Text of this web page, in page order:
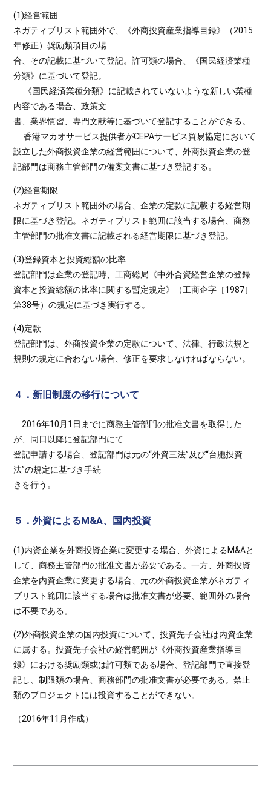
(1)経営範囲
ネガティブリスト範囲外で、《外商投資産業指導目録》（2015
年修正）奨励類項目の場
合、その記載に基づいて登記。許可類の場合、《国民経済業種
分類》に基づいて登記。
《国民経済業種分類》に記載されていないような新しい業種
内容である場合、政策文
書、業界慣習、専門文献等に基づいて登記することができる。
香港マカオサービス提供者がCEPAサービス貿易協定において
設立した外商投資企業の経営範囲について、外商投資企業の登
記部門は商務主管部門の備案文書に基づき登記する。
(2)経営期限
ネガティブリスト範囲外の場合、企業の定款に記載する経営期
限に基づき登記。ネガティブリスト範囲に該当する場合、商務
主管部門の批准文書に記載される経営期限に基づき登記。
(3)登録資本と投資総額の比率
登記部門は企業の登記時、工商総局《中外合資経営企業の登録
資本と投資総額の比率に関する暫定規定》（工商企字［1987］
第38号）の規定に基づき実行する。
(4)定款
登記部門は、外商投資企業の定款について、法律、行政法規と
規則の規定に合わない場合、修正を要求しなければならない。
４．新旧制度の移行について
2016年10月1日までに商務主管部門の批准文書を取得した
が、同日以降に登記部門にて
登記申請する場合、登記部門は元の“外資三法”及び“台胞投資
法”の規定に基づき手続
きを行う。
５．外資によるM&A、国内投資
(1)内資企業を外商投資企業に変更する場合、外資によるM&Aと
して、商務主管部門の批准文書が必要である。一方、外商投資
企業を内資企業に変更する場合、元の外商投資企業がネガティ
ブリスト範囲に該当する場合は批准文書が必要、範囲外の場合
は不要である。
(2)外商投資企業の国内投資について、投資先子会社は内資企業
に属する。投資先子会社の経営範囲が《外商投資産業指導目
録》における奨励類或は許可類である場合、登記部門で直接登
記し、制限類の場合、商務部門の批准文書が必要である。禁止
類のプロジェクトには投資することができない。
（2016年11月作成）